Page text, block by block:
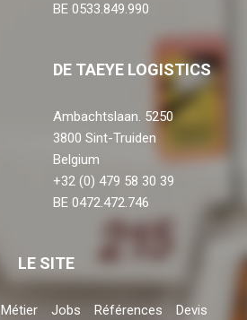
LE SITE
Métier Jobs Références Devis
BE 0533.849.990
DE TAEYE LOGISTICS
Ambachtslaan. 5250
3800 Sint-Truiden
Belgium
+32 (0) 479 58 30 39
BE 0472.472.746